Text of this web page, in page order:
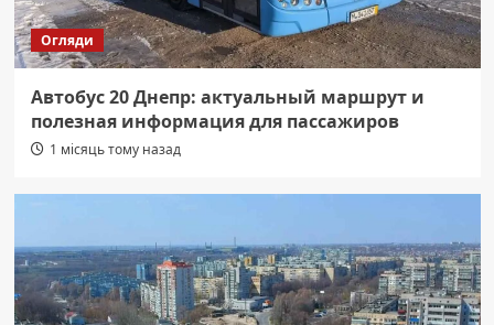
Огляди
Автобус 20 Днепр: актуальный маршрут и
полезная информация для пассажиров
1 місяць тому назад